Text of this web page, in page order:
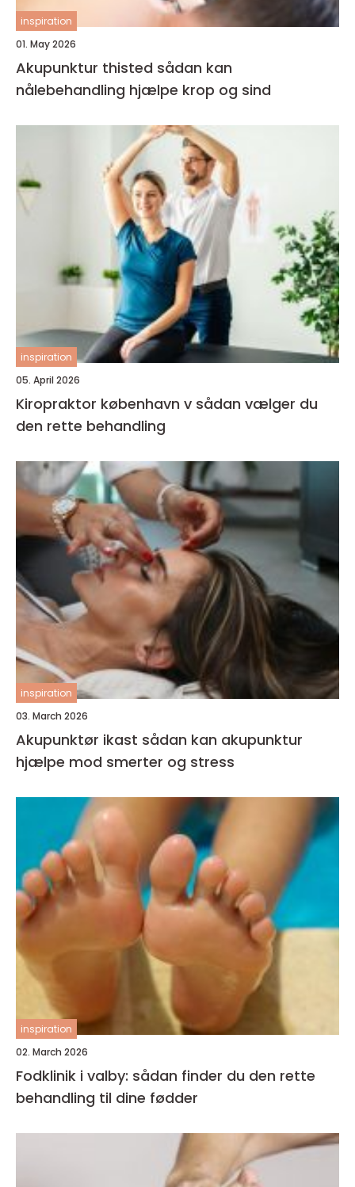
inspiration
01. May 2026
Akupunktur thisted sådan kan
nålebehandling hjælpe krop og sind
inspiration
05. April 2026
Kiropraktor københavn v sådan vælger du
den rette behandling
inspiration
03. March 2026
Akupunktør ikast sådan kan akupunktur
hjælpe mod smerter og stress
inspiration
02. March 2026
Fodklinik i valby: sådan finder du den rette
behandling til dine fødder